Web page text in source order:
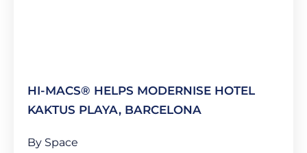
HI-MACS® HELPS MODERNISE HOTEL
KAKTUS PLAYA, BARCELONA
By Space